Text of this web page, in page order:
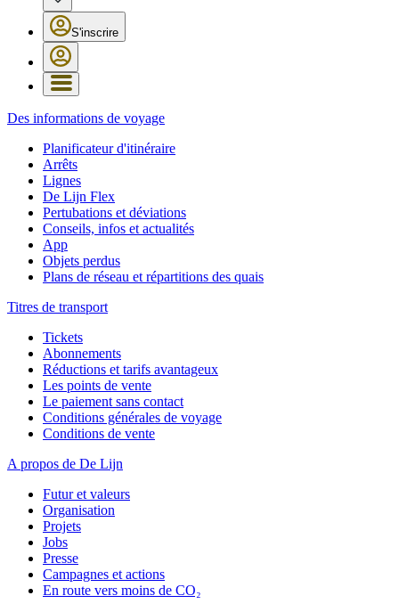
S'inscrire
Des informations de voyage
Planificateur d'itinéraire
Arrêts
Lignes
De Lijn Flex
Pertubations et déviations
Conseils, infos et actualités
App
Objets perdus
Plans de réseau et répartitions des quais
Titres de transport
Tickets
Abonnements
Réductions et tarifs avantageux
Les points de vente
Le paiement sans contact
Conditions générales de voyage
Conditions de vente
A propos de De Lijn
Futur et valeurs
Organisation
Projets
Jobs
Presse
Campagnes et actions
En route vers moins de CO₂